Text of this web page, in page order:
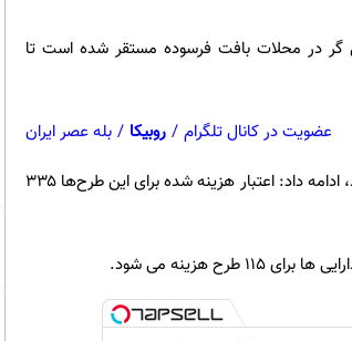
۴ خانه محله به عنوان تسهیل گر در محلات بافت فرسوده مستقر شده است تا
عضویت در کانال تلگرام / روبیکا / بله عصر ایران
وی با تاکید بر اینکه ۲۰۰ طرح عمرانی در هفته دولت افتتاح و کلنگ زنی می‌شود، ادامه داد: اعتبار هزینه شده برای این طرح‌ها ۳۳۵